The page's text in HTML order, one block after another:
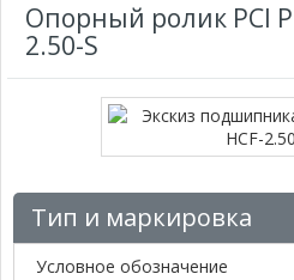
Опорный ролик PCI
2.50-S
Тип и маркировка
Условное обозначение